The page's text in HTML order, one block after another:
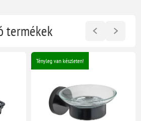
termékek
Tényleg van készleten!